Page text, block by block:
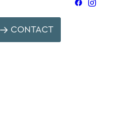
CONTACT